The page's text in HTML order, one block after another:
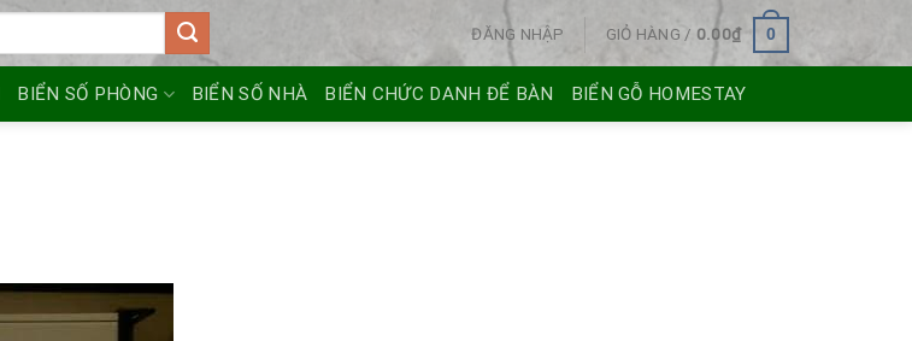
ĐĂNG NHẬP GIỎ HÀNG / 0.00₫ 0
BIỂN SỐ PHÒNG BIỂN SỐ NHÀ BIỂN CHỨC DANH ĐỂ BÀN BIỂN GỖ HOMESTAY